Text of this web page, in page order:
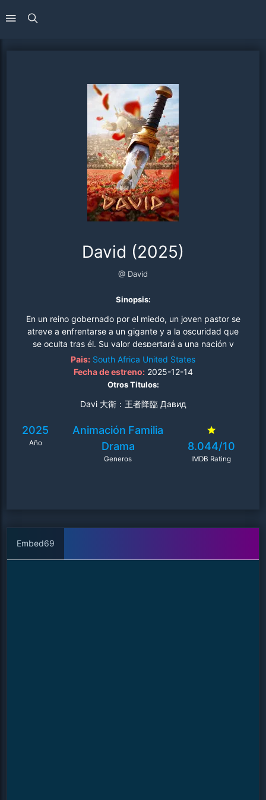
David (2025)
@ David
Sinopsis:
En un reino gobernado por el miedo, un joven pastor se
atreve a enfrentarse a un gigante y a la oscuridad que
se oculta tras él. Su valor despertará a una nación y
demostrará que la verdadera fuerza proviene de la
confianza, no del poder..
Pais: South Africa United States
Fecha de estreno:2025-12-14
Otros Titulos:
Davi 大衛：王者降臨 Давид
2025
Año
Animación Familia
Drama
Generos
8.044/10
IMDB Rating
Embed69